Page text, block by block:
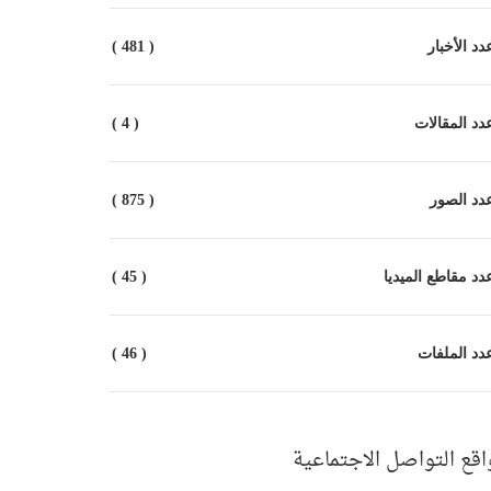
الأخبار ( 481 )
المقالات ( 4 )
الصور ( 875 )
مقاطع الميديا ( 45 )
الملفات ( 46 )
التواصل الاجتماعية